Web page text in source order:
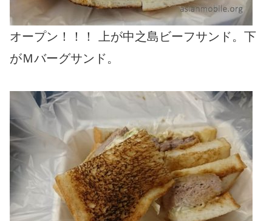
オープン！！！ 上が中之島ビーフサンド。下
がＭバーグサンド。